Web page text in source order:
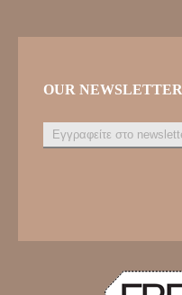
OUR NEWSLETTER